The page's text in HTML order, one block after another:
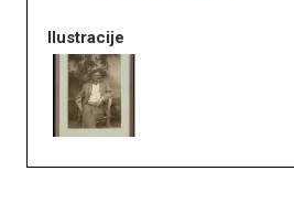
Ilustracije